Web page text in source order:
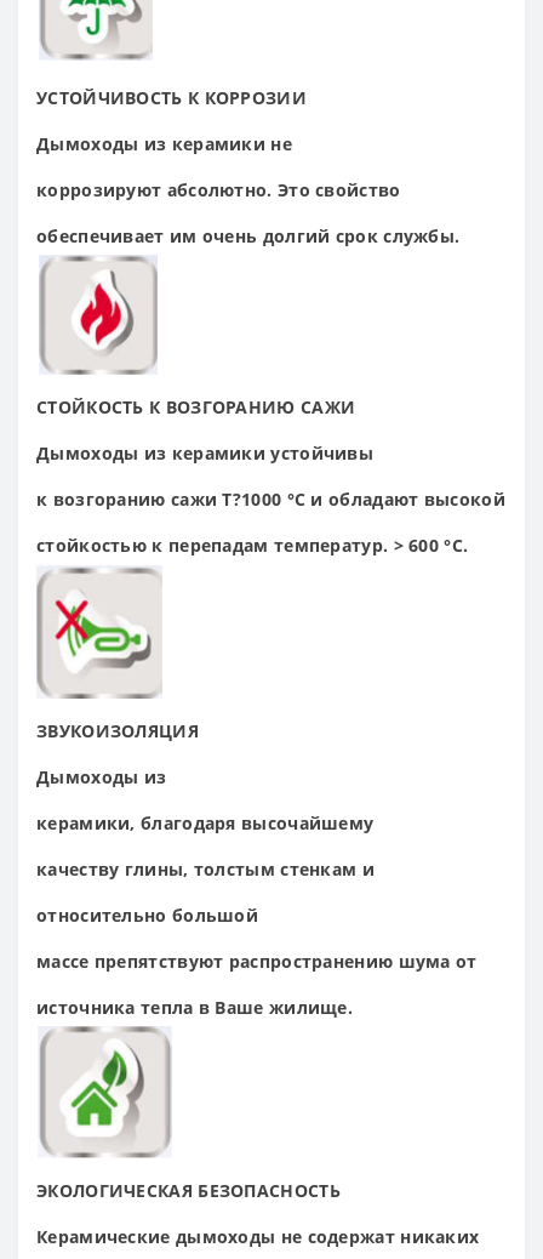
УСТОЙЧИВОСТЬ К КОРРОЗИИ
Дымоходы из керамики не
коррозируют абсолютно. Этосвойство
обеспечивает им очень долгий срокслужбы.
СТОЙКОСТЬ К ВОЗГОРАНИЮ САЖИ
Дымоходы из керамикиустойчивы
к возгоранию сажи Т?1000 °С и обладают высокой
стойкостью к перепадам температур. > 600 °С.
ЗВУКОИЗОЛЯЦИЯ
Дымоходы из
керамики,благодаря высочайшему
качеству глины, толстым стенкам и
относительно большой
массе препятствуют распространению шумаот
источника тепла в Ваше жилище.
ЭКОЛОГИЧЕСКАЯ БЕЗОПАСНОСТЬ
Керамические дымоходы не содержат никаких